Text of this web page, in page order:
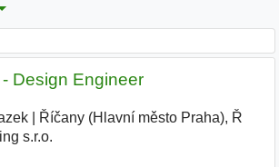
Design Engineer
Říčany (Hlavní město Praha), Ř
s.r.o.